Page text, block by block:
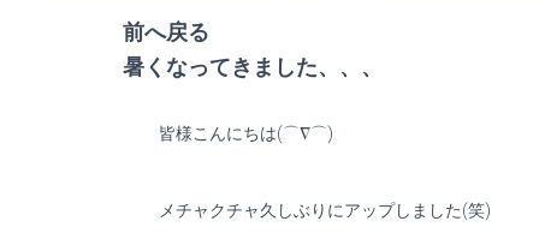
前へ戻る
暑くなってきました、、、
皆様こんにちは(⌒∇⌒)
メチャクチャ久しぶりにアップしました(笑)